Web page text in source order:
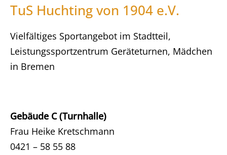
TuS Huchting von 1904 e.V.
Vielfältiges Sportangebot im Stadtteil,
Leistungssportzentrum Geräteturnen, Mädchen
in Bremen
Gebäude C (Turnhalle)
Frau Heike Kretschmann
0421 – 58 55 88